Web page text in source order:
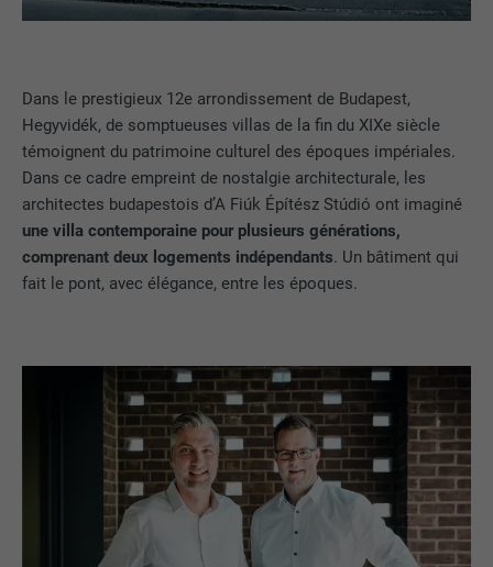
Dans le prestigieux 12e arrondissement de Budapest,
Hegyvidék, de somptueuses villas de la fin du XIXe siècle
témoignent du patrimoine culturel des époques impériales.
Dans ce cadre empreint de nostalgie architecturale, les
architectes budapestois d’A Fiúk Építész Stúdió ont imaginé
une villa contemporaine pour plusieurs générations,
comprenant deux logements indépendants. Un bâtiment qui
fait le pont, avec élégance, entre les époques.